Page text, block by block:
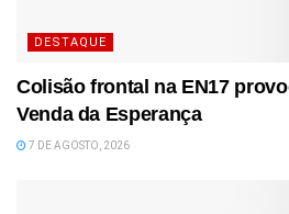
DESTAQUE
Colisão frontal na EN17
Venda da Esperança
7 DE AGOSTO, 2026